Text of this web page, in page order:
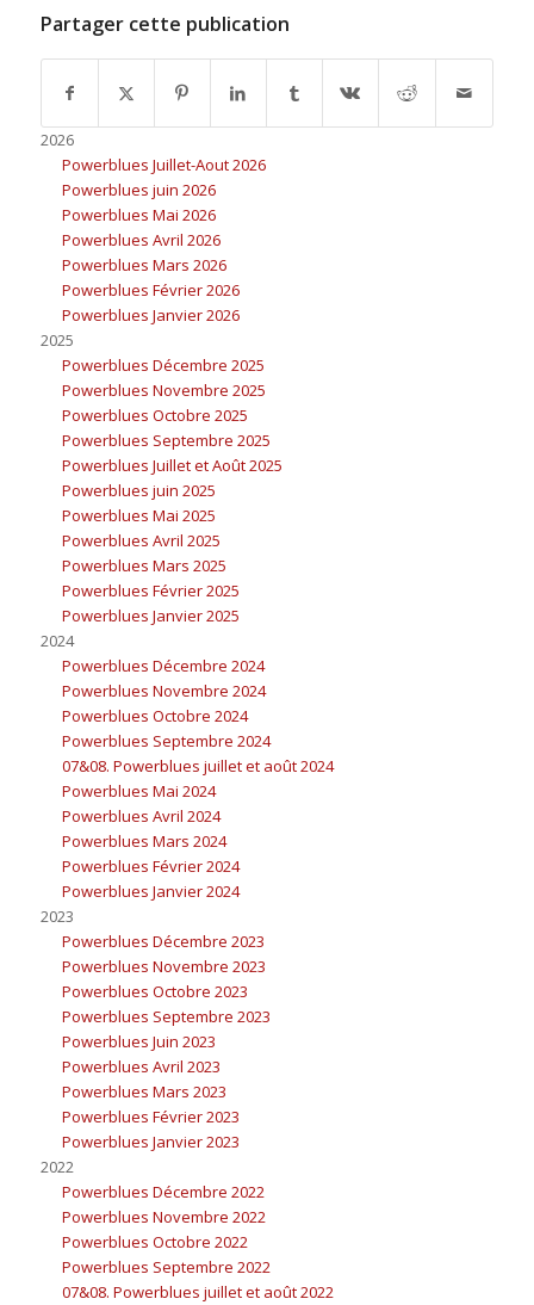
Partager cette publication
2026
Powerblues Juillet-Aout 2026
Powerblues juin 2026
Powerblues Mai 2026
Powerblues Avril 2026
Powerblues Mars 2026
Powerblues Février 2026
Powerblues Janvier 2026
2025
Powerblues Décembre 2025
Powerblues Novembre 2025
Powerblues Octobre 2025
Powerblues Septembre 2025
Powerblues Juillet et Août 2025
Powerblues juin 2025
Powerblues Mai 2025
Powerblues Avril 2025
Powerblues Mars 2025
Powerblues Février 2025
Powerblues Janvier 2025
2024
Powerblues Décembre 2024
Powerblues Novembre 2024
Powerblues Octobre 2024
Powerblues Septembre 2024
07&08. Powerblues juillet et août 2024
Powerblues Mai 2024
Powerblues Avril 2024
Powerblues Mars 2024
Powerblues Février 2024
Powerblues Janvier 2024
2023
Powerblues Décembre 2023
Powerblues Novembre 2023
Powerblues Octobre 2023
Powerblues Septembre 2023
Powerblues Juin 2023
Powerblues Avril 2023
Powerblues Mars 2023
Powerblues Février 2023
Powerblues Janvier 2023
2022
Powerblues Décembre 2022
Powerblues Novembre 2022
Powerblues Octobre 2022
Powerblues Septembre 2022
07&08. Powerblues juillet et août 2022